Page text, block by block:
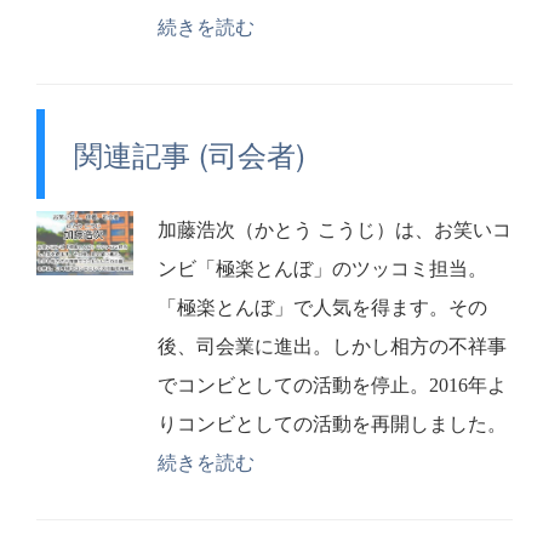
続きを読む
関連記事 (司会者)
加藤浩次（かとう こうじ）は、お笑いコ
ンビ「極楽とんぼ」のツッコミ担当。
「極楽とんぼ」で人気を得ます。その
後、司会業に進出。しかし相方の不祥事
でコンビとしての活動を停止。2016年よ
りコンビとしての活動を再開しました。
続きを読む